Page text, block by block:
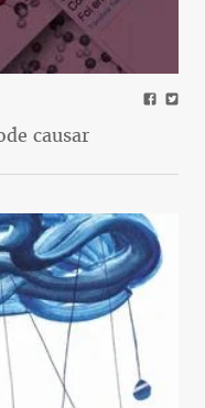
causar